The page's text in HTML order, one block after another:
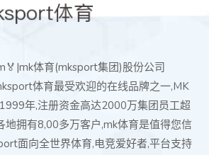
体育(mksport集团)股份公司
体育最受欢迎的在线品牌之一,MK
年,注册资金高达2000万集团员工超
地拥有8,00多万客户,mk体育是值得您信
面向全世界体育,电竞爱好者,平台支持